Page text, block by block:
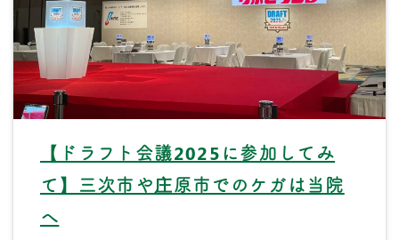
【ドラフト会議2025に参加してみ
て】三次市や庄原市でのケガは当院
へ